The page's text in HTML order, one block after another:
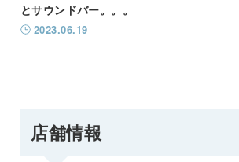
とサウンドバー。。。
2023.06.19
店舗情報